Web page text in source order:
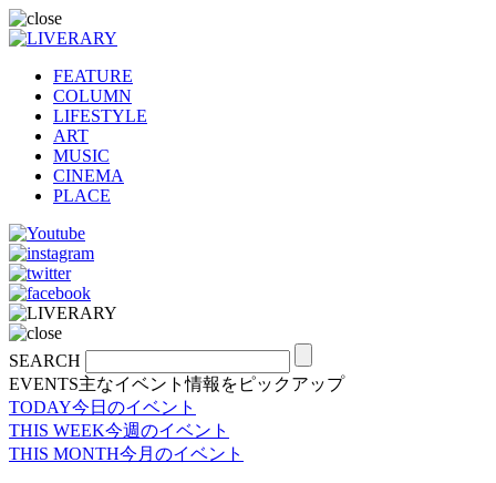
FEATURE
COLUMN
LIFESTYLE
ART
MUSIC
CINEMA
PLACE
SEARCH
EVENTS主なイベント情報をピックアップ
TODAY今日のイベント
THIS WEEK今週のイベント
THIS MONTH今月のイベント